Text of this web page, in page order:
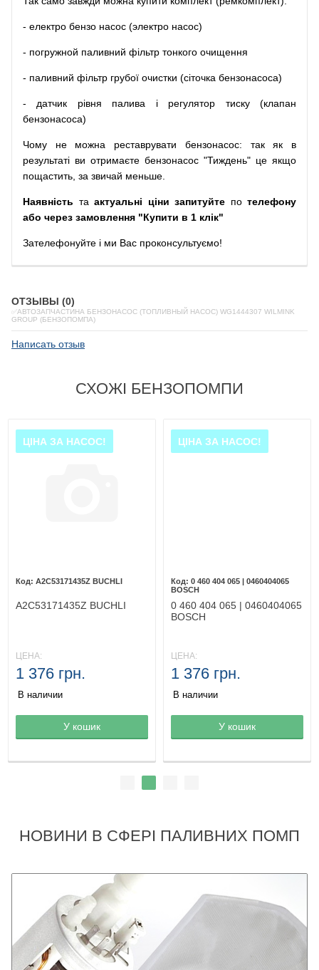
- електро бензо насос (электро насос)
- погружной паливний фільтр тонкого очищення
- паливний фільтр грубої очистки (сіточка бензонасоса)
- датчик рівня палива і регулятор тиску (клапан
бензонасоса)
Чому не можна реставрувати бензонасос: так як
в
результаті ви отримаєте бензонасос "Тиждень" це якщо
пощастить, за звичай меньше.
Наявність та актуальні ціни запитуйте по телефону
або через замовлення "Купити в 1 клік"
Зателефонуйте і ми Вас проконсультуємо!
ОТЗЫВЫ (0)
✅АВТОЗАПЧАСТИНА БЕНЗОНАСОС (ТОПЛИВНЫЙ НАСОС) WG1444307 WILMINK
GROUP (БЕНЗОПОМПА)
Написать отзыв
СХОЖІ БЕНЗОПОМПИ
Товар в корзине
ЦІНА ЗА НАСОС!
A2C53171435Z BUCHLI
A2C53171435Z BUCHLI
ЦЕНА:
1 376 грн.
В наличии
У кошик Товар в корзине
ЦІНА ЗА НАСОС!
0 460 404 065 | 0460404065
BOSCH
0 460 404 065 | 0460404065
BOSCH
ЦЕНА:
1 376 грн.
В наличии
У кошик
НОВИНИ В СФЕРІ ПАЛИВНИХ ПОМП